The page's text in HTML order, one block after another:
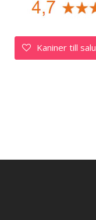
Kaniner till salu